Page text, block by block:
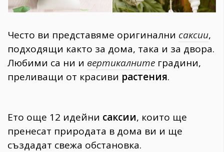
Gentlemen
382
ПОСЛЕДВАЙТЕ
НИ
Често ви представяме оригинални саксии,
подходящи както за дома, така и за двора.
Любими са ни и вертикалните градини,
преливащи от красиви растения.
Ето още 12 идейни саксии, които ще
пренесат природата в дома ви и ще
създадат свежа обстановка.